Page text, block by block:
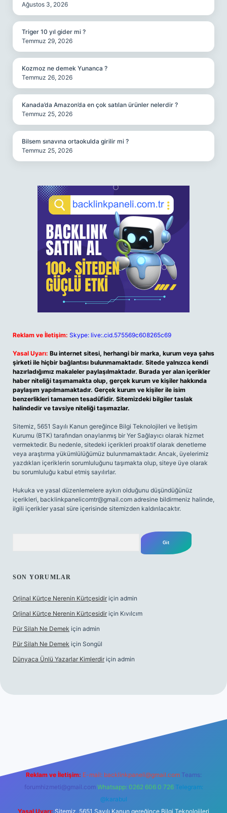
Ağustos 3, 2026
Triger 10 yıl gider mi ?
Temmuz 29, 2026
Kozmoz ne demek Yunanca ?
Temmuz 26, 2026
Kanada’da Amazon’da en çok satılan ürünler nelerdir ?
Temmuz 25, 2026
Bilsem sınavına ortaokulda girilir mi ?
Temmuz 25, 2026
Reklam ve İletişim: Skype: live:.cid.575569c608265c69
Yasal Uyarı: Bu internet sitesi, herhangi bir marka, kurum veya şahıs
şirketi ile hiçbir bağlantısı bulunmamaktadır. Sitede yalnızca kendi
hazırladığımız makaleler paylaşılmaktadır. Burada yer alan içerikler
haber niteliği taşımamakta olup, gerçek kurum ve kişiler hakkında
paylaşım yapılmamaktadır. Gerçek kurum ve kişiler ile isim
benzerlikleri tamamen tesadüfidir. Sitemizdeki bilgiler taslak
halindedir ve tavsiye niteliği taşımazlar.
Sitemiz, 5651 Sayılı Kanun gereğince Bilgi Teknolojileri ve İletişim
Kurumu (BTK) tarafından onaylanmış bir Yer Sağlayıcı olarak hizmet
vermektedir. Bu nedenle, sitedeki içerikleri proaktif olarak denetleme
veya araştırma yükümlülüğümüz bulunmamaktadır. Ancak, üyelerimiz
yazdıkları içeriklerin sorumluluğunu taşımakta olup, siteye üye olarak
bu sorumluluğu kabul etmiş sayılırlar.
Hukuka ve yasal düzenlemelere aykırı olduğunu düşündüğünüz
içerikleri, backlinkpanelicomtr@gmail.com adresine bildirmeniz halinde,
ilgili içerikler yasal süre içerisinde sitemizden kaldırılacaktır.
SON YORUMLAR
Orjinal Kürtçe Nerenin Kürtçesidir için admin
Orjinal Kürtçe Nerenin Kürtçesidir için Kıvılcım
Pür Silah Ne Demek için admin
Pür Silah Ne Demek için Songül
Dünyaca Ünlü Yazarlar Kimlerdir için admin
Reklam ve İletişim: E-mail: backlinkpaneli@gmail.com Teams:
forumhizmeti@gmail.com Whatsapp: 0262 606 0 726 Telegram:
@karabul
Yasal Uyarı: Sitemiz, 5651 Sayılı Kanun gereğince Bilgi Teknolojileri